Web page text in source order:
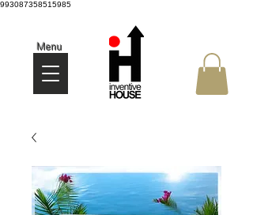
993087358515985
Menu